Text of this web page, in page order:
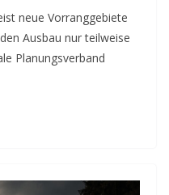
neue Vorranggebiete
Ausbau nur teilweise
Planungsverband